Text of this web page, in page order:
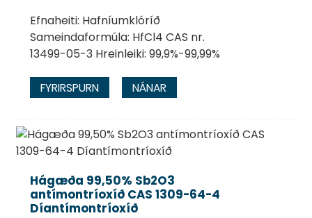
Efnaheiti: Hafníumklóríð
Sameindaformúla: HfCl4 CAS nr.
13499-05-3 Hreinleiki: 99,9%-99,99%
FYRIRSPURN NÁNAR
Hágæða 99,50% Sb2O3
antímontríoxíð CAS 1309-64-4
Díantímontríoxíð